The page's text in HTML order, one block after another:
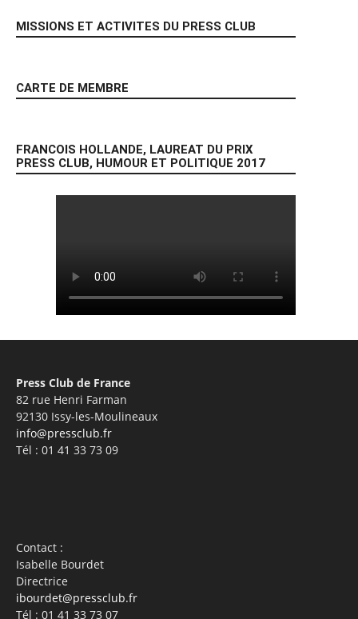
MISSIONS ET ACTIVITES DU PRESS CLUB
CARTE DE MEMBRE
FRANCOIS HOLLANDE, LAUREAT DU PRIX
PRESS CLUB, HUMOUR ET POLITIQUE 2017
Press Club de France
82 rue Henri Farman
92130 Issy-les-Moulineaux
info@pressclub.fr
Tél : 01 41 33 73 09
Contact :
Isabelle Bourdet
Directrice
ibourdet@pressclub.fr
Tél : 01 41 33 73 07